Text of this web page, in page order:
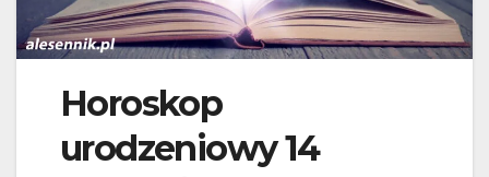
Horoskop
urodzeniowy 14